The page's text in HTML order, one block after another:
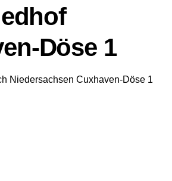
Döse 1
Niedersachsen Cuxhaven-Döse 1